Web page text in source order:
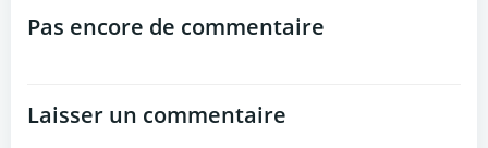
navigationnavigation
Pas encore de commentaire
Laisser un commentaire